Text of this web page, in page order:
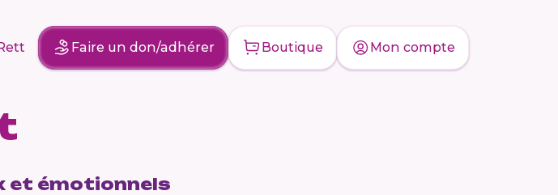
Faire un don/adhérer Boutique Mon compte
et émotionnels